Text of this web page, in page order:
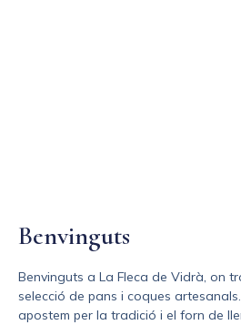
Benvinguts
Benvinguts a La Fleca de Vidrà, on
selecció de pans i coques
apostem per la tradició i el forn de